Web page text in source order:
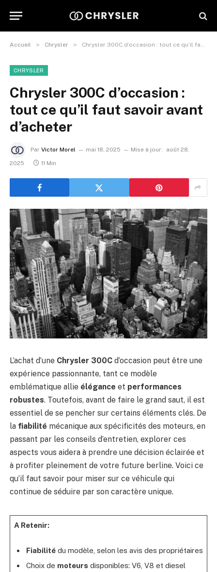
Accueil » Chrysler » Chrysler 300C d’occasion : tout ce qu’il faut savoir avant d’acheter
CHRYSLER
Chrysler 300C d’occasion :
tout ce qu’il faut savoir avant
d’acheter
Par Victor Morel mai 18, 2025 Mise à jour:
août 28,
2025
11 Min
L’achat d’une Chrysler 300C d’occasion peut être une
expérience passionnante, tant ce modèle
emblématique allie élégance et performances
robustes. Toutefois, avant de faire le grand saut, il est
essentiel de se pencher sur certains éléments clés. De
la fiabilité mécanique aux spécificités des moteurs, en
passant par les conseils d’entretien, explorer ces
aspects vous aidera à prendre une décision éclairée et
à profiter pleinement de votre future berline. Voici ce
qu’il faut savoir pour miser sur ce véhicule qui
continue de séduire par son caractère unique.
A Retenir:
Fiabilitédu modèle, selon les avis des propriétaires
Choix de moteurs disponibles: V6, V8 et diesel